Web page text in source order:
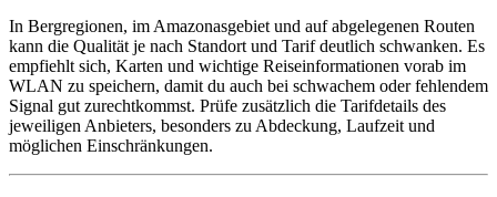
In Bergregionen, im Amazonasgebiet und auf abgelegenen Routen
kann die Qualität je nach Standort und Tarif deutlich schwanken. Es
empfiehlt sich, Karten und wichtige Reiseinformationen vorab im
WLAN zu speichern, damit du auch bei schwachem oder fehlendem
Signal gut zurechtkommst. Prüfe zusätzlich die Tarifdetails des
jeweiligen Anbieters, besonders zu Abdeckung, Laufzeit und
möglichen Einschränkungen.